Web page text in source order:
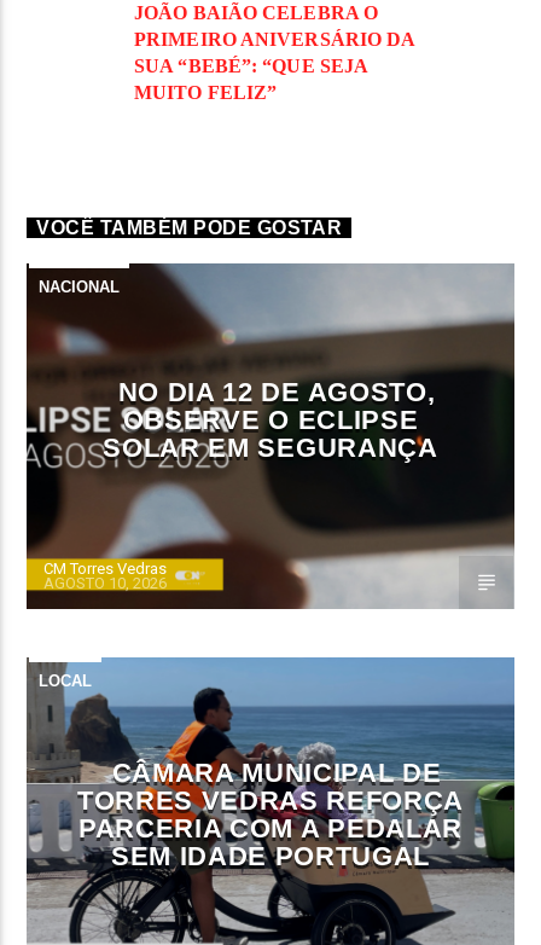
JOÃO BAIÃO CELEBRA O
PRIMEIRO ANIVERSÁRIO DA
SUA “BEBÉ”: “QUE SEJA
MUITO FELIZ”
VOCÊ TAMBÉM PODE GOSTAR
NACIONAL
NO DIA 12 DE AGOSTO,
OBSERVE O ECLIPSE
SOLAR EM SEGURANÇA
CM Torres Vedras
AGOSTO 10, 2026
LOCAL
CÂMARA MUNICIPAL DE
TORRES VEDRAS REFORÇA
PARCERIA COM A PEDALAR
SEM IDADE PORTUGAL